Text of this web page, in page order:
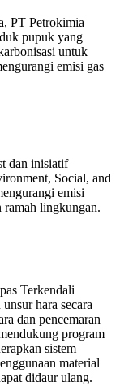
PT Petrokimia
pupuk yang
untuk
emisi gas
dan inisiatif
Social, and
emisi
lingkungan.
Terkendali
hara secara
dan pencemaran
program
sistem
material
didaur ulang.